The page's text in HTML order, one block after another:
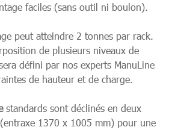
faciles (sans outil ni boulon).
peut atteindre 2 tonnes par rack.
de plusieurs niveaux de
défini par nos experts ManuLine
de hauteur et de charge.
standards sont déclinés en deux
1370 x 1005 mm) pour une